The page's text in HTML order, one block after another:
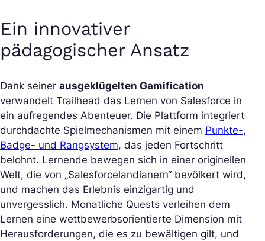
Ein innovativer
pädagogischer Ansatz
Dank seiner ausgeklügelten Gamification
verwandelt Trailhead das Lernen von Salesforce in
ein aufregendes Abenteuer. Die Plattform integriert
durchdachte Spielmechanismen mit einem Punkte-,
Badge- und Rangsystem, das jeden Fortschritt
belohnt. Lernende bewegen sich in einer originellen
Welt, die von „Salesforcelandianern“ bevölkert wird,
und machen das Erlebnis einzigartig und
unvergesslich. Monatliche Quests verleihen dem
Lernen eine wettbewerbsorientierte Dimension mit
Herausforderungen, die es zu bewältigen gilt, und